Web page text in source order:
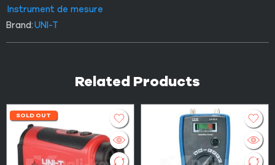
Instrument de mesure
Brand:UNI-T
Related Products
SOLD OUT